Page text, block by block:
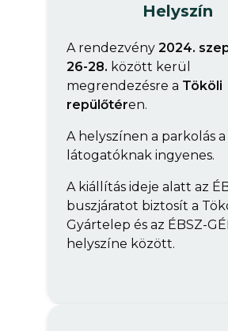
Helyszín
A rendezvény 2024.
26-28. között kerül
megrendezésre a Tököli
repülőtéren.
A helyszínen a parkolás a
látogatóknak ingyenes.
A kiállítás ideje alatt az
buszjáratot biztosít a
Gyártelep és az ÉBSZ-
helyszíne között.